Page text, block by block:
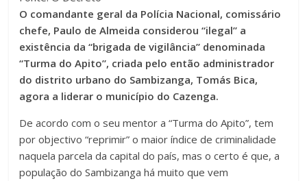
O comandante geral da Polícia Nacional, comissário
chefe, Paulo de Almeida considerou “ilegal” a
existência da “brigada de vigilância” denominada
“Turma do Apito”, criada pelo então administrador
do distrito urbano do Sambizanga, Tomás Bica,
agora a liderar o município do Cazenga.
De acordo com o seu mentor a “Turma do Apito”, tem
por objectivo “reprimir” o maior índice de criminalidade
naquela parcela da capital do país, mas o certo é que, a
população do Sambizanga há muito que vem